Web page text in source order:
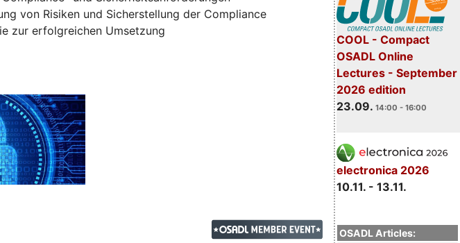
COOL - Compact
OSADL Online
Lectures - September
2026 edition
23.09. 14:00 - 16:00
electronica 2026
10.11. - 13.11.
OSADL Articles:
von Risiken und Sicherstellung der Compliance
zur erfolgreichen Umsetzung